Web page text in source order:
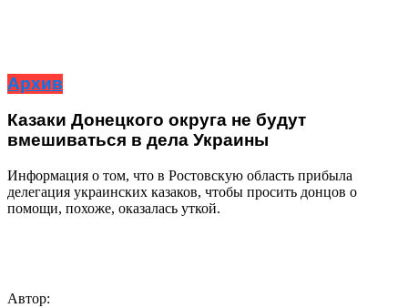
Архив
Казаки Донецкого округа не будут
вмешиваться в дела Украины
Информация о том, что в Ростовскую область прибыла
делегация украинских казаков, чтобы просить донцов о
помощи, похоже, оказалась уткой.
Автор: